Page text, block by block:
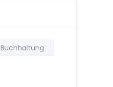
Buchhaltung